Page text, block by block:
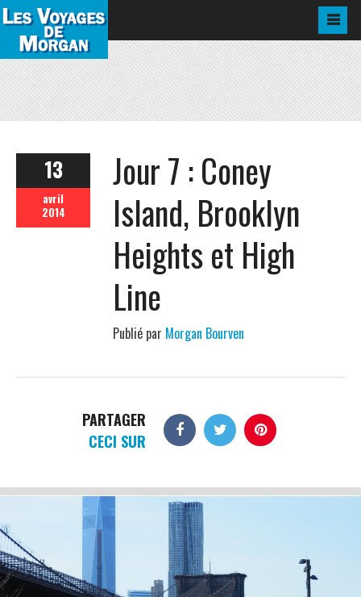
13
avril
2014
Jour 7 : Coney
Island, Brooklyn
Heights et High
Line
Publié par Morgan Bourven
PARTAGER
CECI SUR